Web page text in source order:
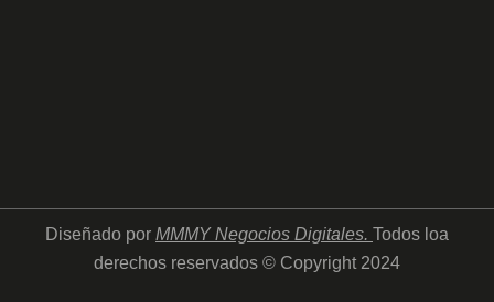
Diseñado por MMMY Negocios Digitales. Todos loa
derechos reservados © Copyright 2024